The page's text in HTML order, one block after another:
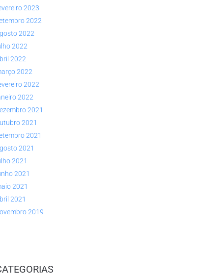
2023
2022
2022
2022
2022
2022
2022
2022
2021
2021
2021
2021
2021
2021
2021
2021
2019